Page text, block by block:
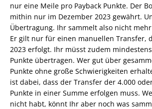
nur eine Meile pro Payback Punkte. Der
mithin nur im Dezember 2023 gewährt.
Übertragung. Ihr sammelt also nicht mehr
Er gilt nur für einen manuellen Transfer,
2023 erfolgt. Ihr müsst zudem
Punkte übertragen. Wer gut über
Punkte ohne große Schwierigkeiten
ist dabei, dass der Transfer der 4.000
Punkte in einer Summe erfolgen muss.
nicht habt, könnt Ihr aber noch was